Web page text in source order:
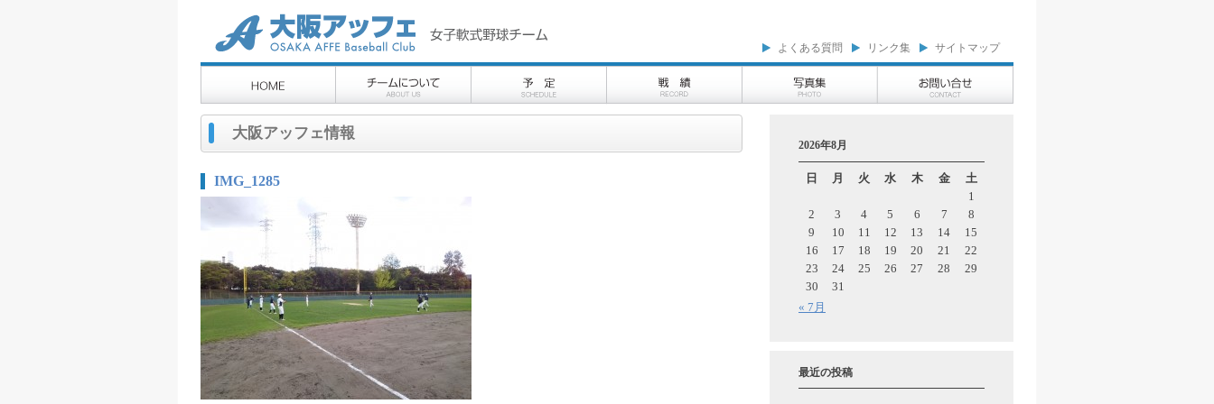
よくある質問 リンク集 サイトマップ
大阪アッフェ情報
IMG_1285
2026年8月
日 月 火 水 木 金 土
« 7月
1
2
3 4 5 6 7
8
9
10 11 12 13 14
15
16
17 18 19 20 21
22
23
24 25 26 27 28
29
30
31
最近の投稿